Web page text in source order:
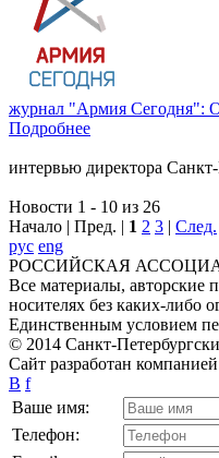
журнал "Армия Сегодня":
Подробнее
интервью директора
Новости 1 - 10 из 26
Начало | Пред. | 1 2 3 | След.
рус eng
РОССИЙСКАЯ
Все материалы, авторские
носителях без каких-либо
Единственным условием
© 2014 Санкт-
Сайт разработан
B f
Ваше имя:
Телефон: